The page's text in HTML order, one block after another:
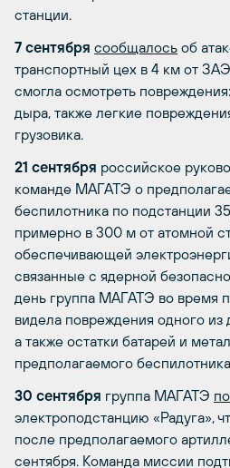
станции.
7 сентября сообщалось об
транспортный цех в 4 км от
смогла осмотреть
дыра, также легкие
грузовика.
21 сентября российское
команде МАГАТЭ о
беспилотника по подстанции
примерно в 300 м от атомной
обеспечивающей
связанные с ядерной
день группа МАГАТЭ во время
видела повреждения одного из
а также остатки батарей и
предполагаемого
30 сентября группа МАГАТЭ
электроподстанцию «Радуга»,
после предполагаемого
сентября. Команда миссии